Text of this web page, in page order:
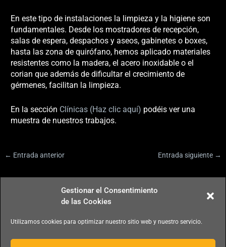
Gestionar el Consentimiento
de las Cookies
Utilizamos cookies para optimizar nuestro sitio web y nuestro servicio.
En este tipo de instalaciones la limpieza y la higiene son
fundamentales. Desde los mostradores de recepción,
salas de espera, despachos y aseos, gabinetes o boxes,
hasta las zona de quirófano, hemos aplicado materiales
resistentes como la madera, el acero inoxidable o el
corian que además de dificultar el crecimiento de
gérmenes, facilitan la limpieza.
En la sección Clínicas (Haz clic aquí) podéis ver una
muestra de nuestros trabajos.
← Entrada anterior Entrada siguiente →
Subscripción al boletín